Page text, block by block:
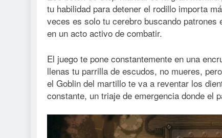
tu habilidad para detener el rodillo importa
veces es solo tu cerebro buscando
en un acto activo de combatir.
El juego te pone constantemente en una
llenas tu parrilla de escudos, no mueres,
el Goblin del martillo te va a reventar los
constante, un triaje de emergencia donde el